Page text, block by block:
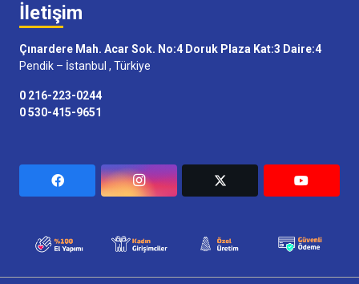
İletişim
Çınardere Mah. Acar Sok. No:4 Doruk Plaza Kat:3 Daire:4
Pendik – İstanbul , Türkiye
0 216-223-0244
0 530-415-9651